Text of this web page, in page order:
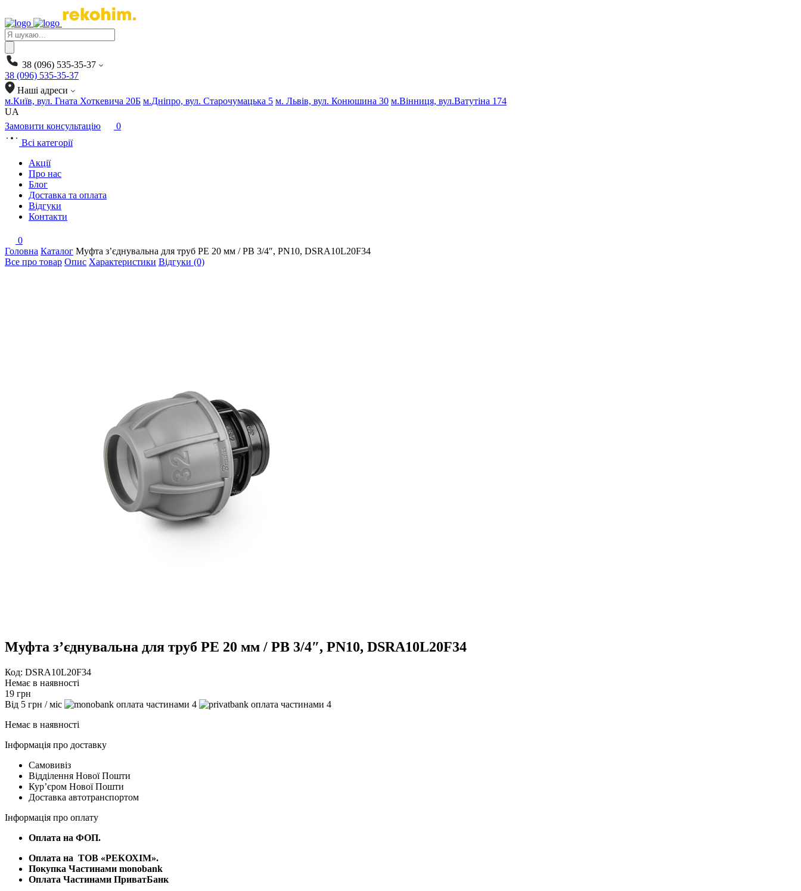
Products
search
38 (096) 535-35-37
38 (096) 535-35-37
Наші адреси
м.Київ, вул. Гната Хоткевича 20Б м.Дніпро, вул. Старочумацька 5 м. Львів, вул. Конюшина 30 м.Вінниця, вул.Ватутіна 174
UA
Замовити консультацію
0
Всі категорії
Акції
Про нас
Блог
Доставка та оплата
Відгуки
Контакти
0
Головна Каталог Муфта з’єднувальна для труб PE 20 мм / РВ 3/4″, PN10, DSRA10L20F34
Все про товар Опис Характеристики Відгуки (0)
Муфта з’єднувальна для труб PE 20 мм / РВ 3/4″, PN10, DSRA10L20F34
Код: DSRA10L20F34
Немає в наявності
19 грн
Від 5 грн / міс 4
4
Немає в наявності
Інформація про доставку
Самовивіз
Відділення Нової Пошти
Курʼєром Нової Пошти
Доставка автотранспортом
Інформація про оплату
Оплата на ФОП.
Оплата на ТОВ «РЕКОХІМ».
Покупка Частинами monobank
Оплата Частинами ПриватБанк